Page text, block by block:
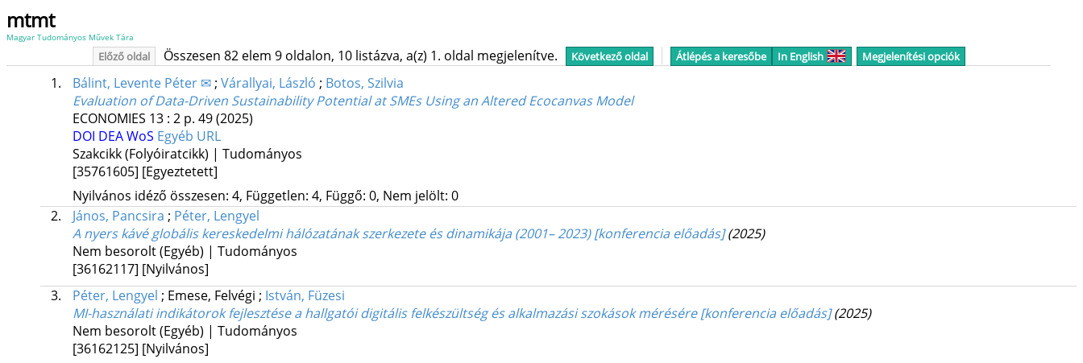
mtmt
Magyar Tudományos Művek Tára
Előző oldal Összesen 82 elem 9 oldalon, 10 listázva, a(z) 1. oldal megjelenítve. Következő oldal Átlépés a keresőbe In English Megjelenítési opciók
1. Bálint, Levente Péter ✉; Várallyai, László ; Botos, Szilvia
Evaluation of Data-Driven Sustainability Potential at SMEs Using an Altered Ecocanvas Model
ECONOMIES 13: 2 p. 49(2025)
DOI DEAWoS Egyéb URL
Szakcikk (Folyóiratcikk) | Tudományos
[35761605] [Egyeztetett]
Nyilvános idéző összesen: 4, Független: 4, Függő: 0, Nem jelölt: 0
2.
János, Pancsira ; Péter, Lengyel
A nyers kávé globális kereskedelmi hálózatának szerkezete és dinamikája (2001– 2023) [konferencia előadás] (2025)
Nem besorolt (Egyéb) | Tudományos
[36162117] [Nyilvános]
3.
Péter, Lengyel ; Emese, Felvégi ; István, Füzesi
MI-használati indikátorok fejlesztése a hallgatói digitális felkészültség és alkalmazási szokások mérésére [konferencia előadás] (2025)
Nem besorolt (Egyéb) | Tudományos
[36162125] [Nyilvános]